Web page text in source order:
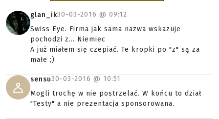
glan_ik30-03-2016 @ 09:12
Swiss Eye. Firma jak sama nazwa wskazuje
pochodzi z… Niemiec
A już miałem się czepiać. Te kropki po "z" są za
małe ;)
sensu30-03-2016 @ 10:51
Mogli trochę w nie postrzelać. W końcu to dział
"Testy" a nie prezentacja sponsorowana.